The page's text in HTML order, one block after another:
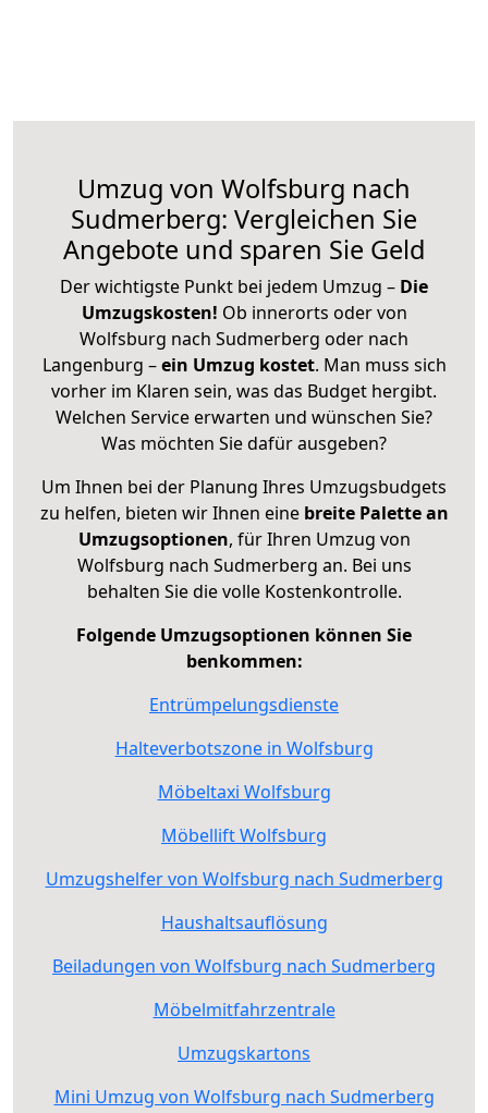
Umzug von Wolfsburg nach
Sudmerberg: Vergleichen Sie
Angebote und sparen Sie Geld
Der wichtigste Punkt bei jedem Umzug – Die
Umzugskosten! Ob innerorts oder von
Wolfsburg nach Sudmerberg oder nach
Langenburg –ein Umzug kostet. Man muss sich
vorher im Klaren sein, was das Budget hergibt.
Welchen Service erwarten und wünschen Sie?
Was möchten Sie dafür ausgeben?
Um Ihnen bei der Planung Ihres Umzugsbudgets
zu helfen, bieten wir Ihnen eine breite Palette an
Umzugsoptionen, für Ihren Umzug von
Wolfsburg nach Sudmerberg an. Bei uns
behalten Sie die volle Kostenkontrolle.
Folgende Umzugsoptionen können Sie
benkommen:
Entrümpelungsdienste
Halteverbotszone in Wolfsburg
Möbeltaxi Wolfsburg
Möbellift Wolfsburg
Umzugshelfer von Wolfsburg nach Sudmerberg
Haushaltsauflösung
Beiladungen von Wolfsburg nach Sudmerberg
Möbelmitfahrzentrale
Umzugskartons
Mini Umzug von Wolfsburg nach Sudmerberg